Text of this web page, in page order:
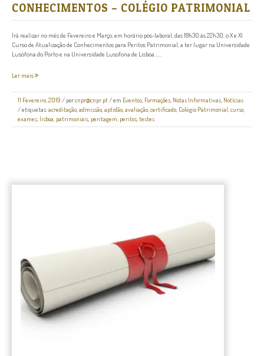
CONHECIMENTOS – COLÉGIO PATRIMONIAL
Irá realizar no mês de Fevereiro e Março, em horário pós-laboral, das 18h30 às 22h30, o X e XI
Curso de Atualização de Conhecimentos para Peritos Patrimonial, a ter lugar na Universidade
Lusófona do Porto e na Universidade Lusofona de Lisboa......
Ler mais
11 Fevereiro, 2019 / porcnpr@cnpr.pt / em Eventos Formações Notas Informativas Notícias
/ etiquetas:acreditação admissão aptidão avaliação certificado Colégio Patrimonial curso
exames lisboa patrimoniais peritagem peritos testes